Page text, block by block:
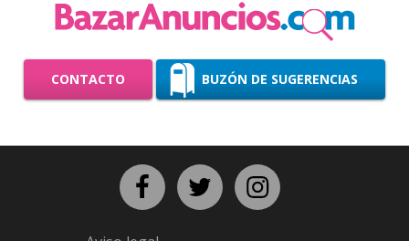
CONTACTO BUZÓN DE SUGERENCIAS
Facebook Twitter Instagram